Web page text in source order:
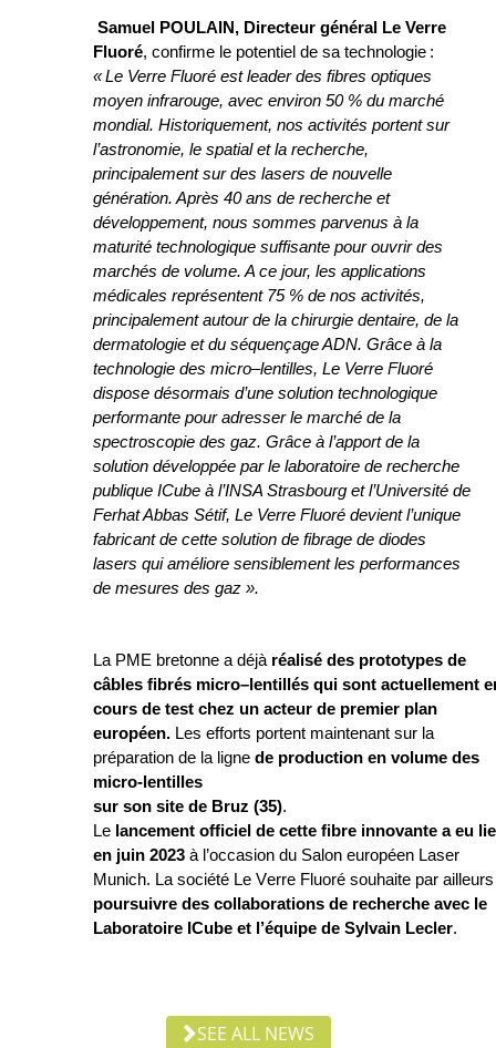
Fluoré, confirme le potentiel de sa technologie :
« Le Verre Fluoré est leader des fibres optiques
moyen infrarouge, avec environ 50 % du marché
mondial. Historiquement, nos activités portent sur
l’astronomie, le spatial et la recherche,
principalement sur des lasers de nouvelle
génération. Après 40 ans de recherche et
développement, nous sommes parvenus à la
maturité technologique suffisante pour ouvrir des
marchés de volume. A ce jour, les applications
médicales représentent 75 % de nos activités,
principalement autour de la chirurgie dentaire, de la
dermatologie et du séquençage ADN. Grâce à la
technologie des micro–lentilles,
dispose désormais d’une solution technologique
performante pour adresser le marché de la
spectroscopie des gaz. Grâce à l’apport de la
solution développée par le laboratoire de recherche
publique ICube à l’INSA Strasbourg et l’Université de
Ferhat Abbas Sétif, Le Verre Fluoré devient l’unique
fabricant de cette solution de fibrage de diodes
lasers qui améliore sensiblement les performances
de mesures des gaz ».
La PME bretonne a déjà réalisé des prototypes de
câbles fibrés micro– lentillés qui sont actuellement
cours de test chez un acteur de premier plan
européen. Les efforts portent maintenant sur la
préparation de la ligne de production en volume
micro-lentilles
sur son site de Bruz (35).
Le lancement officiel de cette fibre innovante a eu
en juin 2023 à l’occasion du Salon européen Laser
poursuivre des collaborations de recherche avec le
Laboratoire ICube et l’équipe de Sylvain Lecler.
SEE ALL NEWS